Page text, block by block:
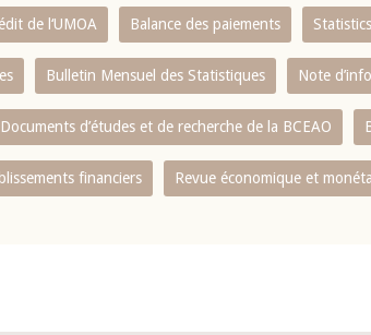
de l‘UMOA Balance des paiements
Bulletin Mensuel des Statistiques Note
Documents d’études et de recherche de la BCEAO
financiers Revue économique et